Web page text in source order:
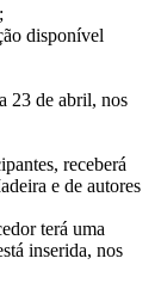
disponível
23 de abril, nos
receberá
e de autores
terá uma
inserida, nos